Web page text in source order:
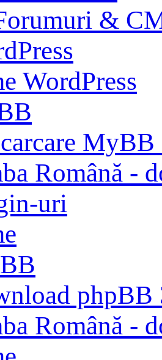
&
WordPress
MyBB
Română -
uri
phpBB
Română -